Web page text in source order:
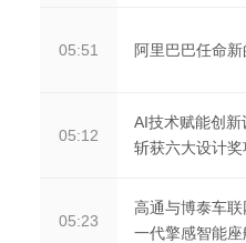
05:51 阿里巴巴任命新
05:12
AI技术赋能创
斩获六大设计奖
05:23
高通与博泰车
一代擎感智能